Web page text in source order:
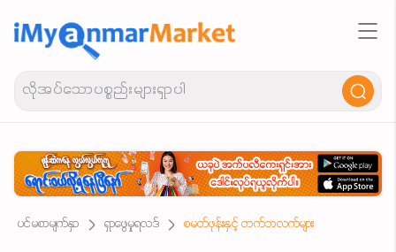
ပင်မစာမျက်နှာ ရှာဖွေမှုရလဒ် စမတ်ဖုန်းနှင့် တက်ဘလက်များ